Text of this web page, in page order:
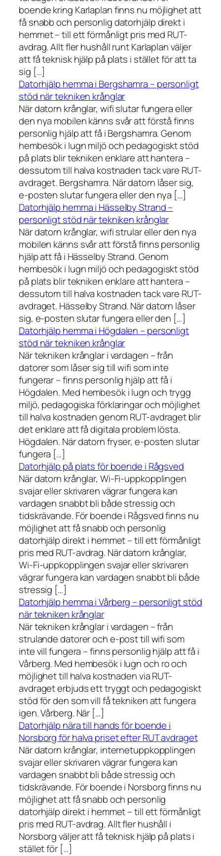
boende kring Karlaplan finns nu möjlighet att
få snabb och personlig datorhjälp direkt i
hemmet – till ett förmånligt pris med RUT-
avdrag. Allt fler hushåll runt Karlaplan väljer
att få teknisk hjälp på plats i stället för att ta
sig […]
Datorhjälp hemma i Bergshamra – personligt
stöd när tekniken krånglar
När datorn krånglar, wifi slutar fungera eller
den nya mobilen känns svår att förstå finns
personlig hjälp att få i Bergshamra. Genom
hembesök i lugn miljö och pedagogiskt stöd
på plats blir tekniken enklare att hantera –
dessutom till halva kostnaden tack vare RUT-
avdraget. Bergshamra. När datorn låser sig,
e-posten slutar fungera eller den nya […]
Datorhjälp hemma i Hässelby Strand –
personligt stöd när tekniken krånglar
När datorn krånglar, wifi strular eller den nya
mobilen känns svår att förstå finns personlig
hjälp att få i Hässelby Strand. Genom
hembesök i lugn miljö och pedagogiskt stöd
på plats blir tekniken enklare att hantera –
dessutom till halva kostnaden tack vare RUT-
avdraget. Hässelby Strand. När datorn låser
sig, e-posten slutar fungera eller den […]
Datorhjälp hemma i Högdalen – personligt
stöd när tekniken krånglar
När tekniken krånglar i vardagen – från
datorer som låser sig till wifi som inte
fungerar – finns personlig hjälp att få i
Högdalen. Med hembesök i lugn och trygg
miljö, pedagogiska förklaringar och möjlighet
till halva kostnaden genom RUT-avdraget blir
det enklare att få digitala problem lösta.
Högdalen. När datorn fryser, e-posten slutar
fungera […]
Datorhjälp på plats för boende i Rågsved
När datorn krånglar, Wi-Fi-uppkopplingen
svajar eller skrivaren vägrar fungera kan
vardagen snabbt bli både stressig och
tidskrävande. För boende i Rågsved finns nu
möjlighet att få snabb och personlig
datorhjälp direkt i hemmet – till ett förmånligt
pris med RUT-avdrag. När datorn krånglar,
Wi-Fi-uppkopplingen svajar eller skrivaren
vägrar fungera kan vardagen snabbt bli både
stressig […]
Datorhjälp hemma i Vårberg – personligt stöd
när tekniken krånglar
När tekniken krånglar i vardagen – från
strulande datorer och e-post till wifi som
inte vill fungera – finns personlig hjälp att få i
Vårberg. Med hembesök i lugn och ro och
möjlighet till halva kostnaden via RUT-
avdraget erbjuds ett tryggt och pedagogiskt
stöd för den som vill få tekniken att fungera
igen. Vårberg. När […]
Datorhjälp nära till hands för boende i
Norsborg för halva priset efter RUT avdraget
När datorn krånglar, internetuppkopplingen
svajar eller skrivaren vägrar fungera kan
vardagen snabbt bli både stressig och
tidskrävande. För boende i Norsborg finns nu
möjlighet att få snabb och personlig
datorhjälp direkt i hemmet – till ett förmånligt
pris med RUT-avdrag. Allt fler hushåll i
Norsborg väljer att få teknisk hjälp på plats i
stället för […]